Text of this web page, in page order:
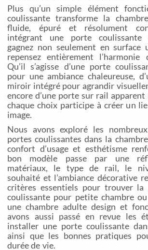
Plus qu’un simple élément
coulissante transforme la
fluide, épuré et résolument
intégrant une porte coulissante
gagnez non seulement en surface
repensez entièrement
Qu’il s’agisse d’une porte
pour une ambiance chaleureuse,
miroir intégré pour agrandir
encore d’une porte sur rail
chaque choix participe à créer un
image.
Nous avons exploré les
portes coulissantes dans la
confort d’usage et esthétisme
bon modèle passe par une
matériaux, le type de rail, le
souhaité et l’ambiance décorative
critères essentiels pour trouver la
coulissante pour petite chambre
une chambre adulte design et
avons aussi passé en revue les
installer une porte coulissante
ainsi que les bonnes pratiques
durée de vie.